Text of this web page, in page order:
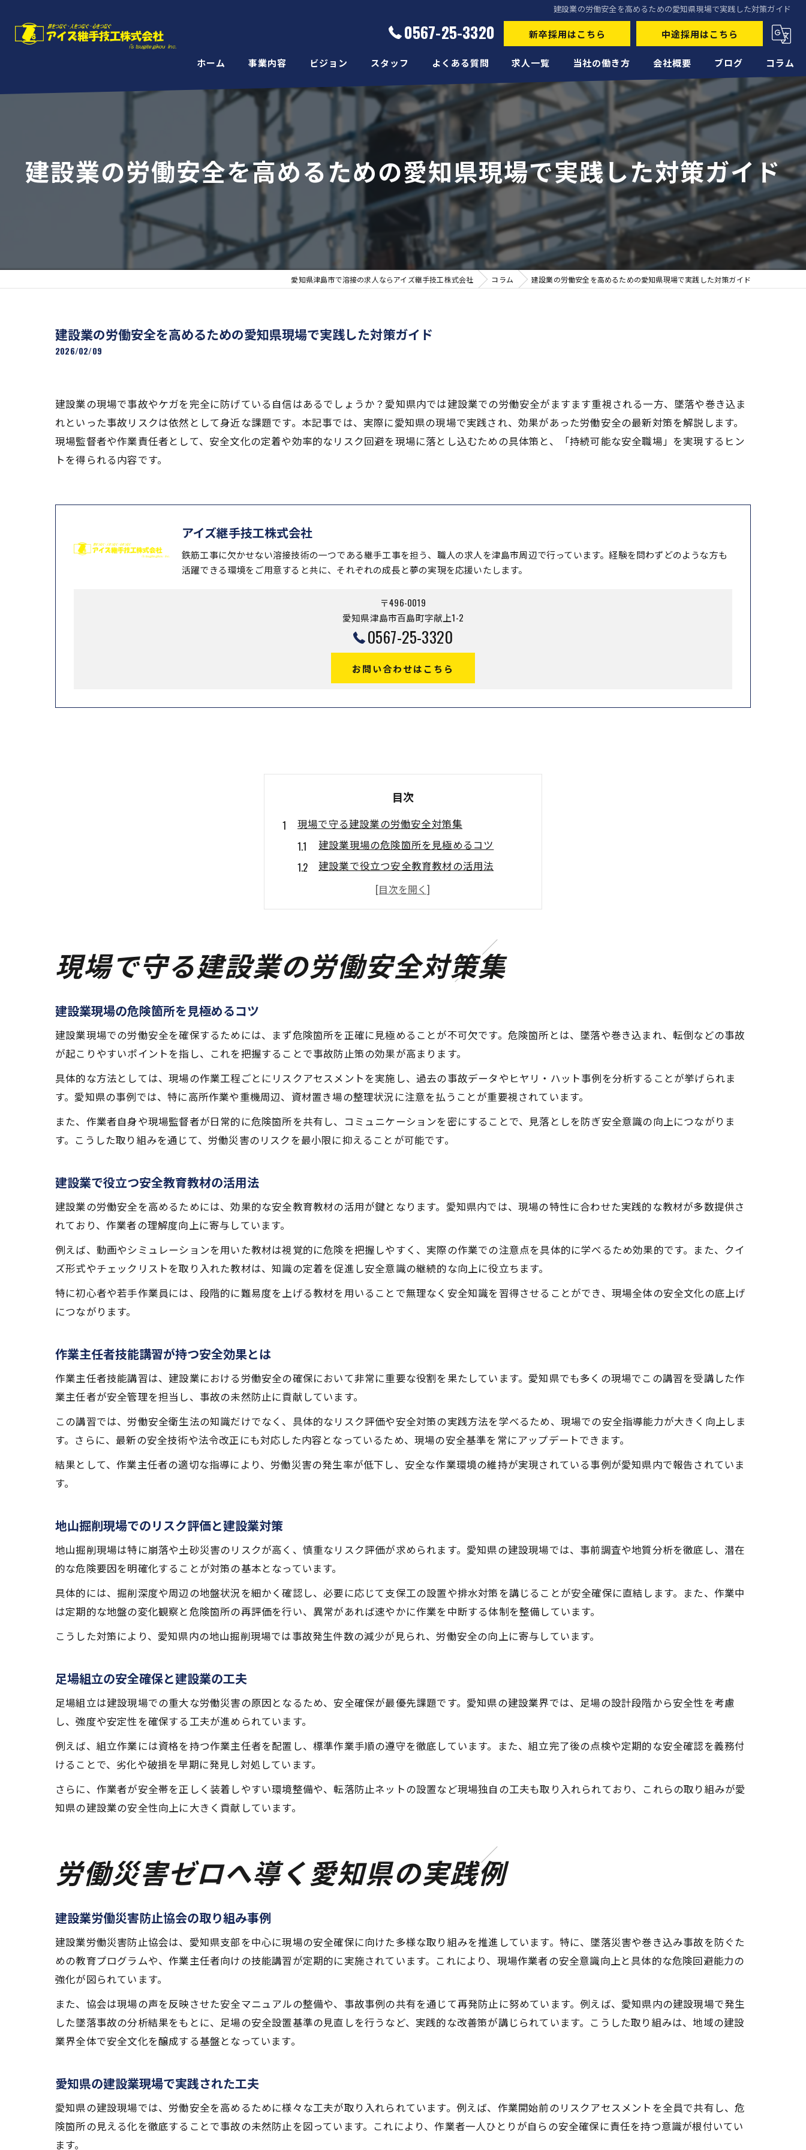
建設業の労働安全を高めるための愛知県現場で実践した対策ガイド
0567-25-3320 新卒採用はこちら 中途採用はこちら
ホーム 事業内容 ビジョン スタッフ よくある質問 求人一覧 当社の働き方
未経験
経験者
正社員
高収入
転職
会社概要 ブログ コラム
建設業の労働安全を高めるための愛知県現場で実践した対策ガイド
愛知県津島市で溶接の求人ならアイズ継手技工株式会社 コラム 建設業の労働安全を高めるための愛知県現場で実践した対策ガイド
建設業の労働安全を高めるための愛知県現場で実践した対策ガイド
2026/02/09
建設業の現場で事故やケガを完全に防げている自信はあるでしょうか？愛知県内では建設業での労働安全がますます重視される一方、墜落や巻き込ま
れといった事故リスクは依然として身近な課題です。本記事では、実際に愛知県の現場で実践され、効果があった労働安全の最新対策を解説します。
現場監督者や作業責任者として、安全文化の定着や効率的なリスク回避を現場に落とし込むための具体策と、「持続可能な安全職場」を実現するヒン
トを得られる内容です。
アイズ継手技工株式会社
鉄筋工事に欠かせない溶接技術の一つである継手工事を担う、職人の求人を津島市周辺で行っています。経験を問わずどのような方も
活躍できる環境をご用意すると共に、それぞれの成長と夢の実現を応援いたします。
〒496-0019
愛知県津島市百島町字献上1-2
0567-25-3320
お問い合わせはこちら
目次
現場で守る建設業の労働安全対策集
建設業現場の危険箇所を見極めるコツ
建設業で役立つ安全教育教材の活用法
作業主任者技能講習が持つ安全効果とは
地山掘削現場でのリスク評価と建設業対策
労働災害ゼロへ導く愛知県の実践例
建設業労働災害防止協会の取り組み事例
現場の安全文化と建設業の連携強化法
愛知県支部の先進的な安全推進活動
安全な現場作りに効果的な取り組み方
建設業のリスクアセスメント活用法
安全意識向上を促す建設業の実践例
建設業で進む保護具着用の徹底ポイント
建設業で事故を防ぐための工夫とは
コンクリート造解体時の安全技術と建設業
作業主任者が実践する建設業の安全管理
建設業現場で活かす最新安全機器の導入例
愛知県で実施する建設業の安全研修
建設業支部が推進する現場教育の特徴
建設業現場の安全ルール徹底ポイント
建設業特有のリスク回避策を現場で実践
建設業におけるリスクアセスメント成功例
現場で守る建設業の労働安全対策集
建設業現場の危険箇所を見極めるコツ
建設業現場での労働安全を確保するためには、まず危険箇所を正確に見極めることが不可欠です。危険箇所とは、墜落や巻き込まれ、転倒などの事故
が起こりやすいポイントを指し、これを把握することで事故防止策の効果が高まります。
具体的な方法としては、現場の作業工程ごとにリスクアセスメントを実施し、過去の事故データやヒヤリ・ハット事例を分析することが挙げられま
す。愛知県の事例では、特に高所作業や重機周辺、資材置き場の整理状況に注意を払うことが重要視されています。
また、作業者自身や現場監督者が日常的に危険箇所を共有し、コミュニケーションを密にすることで、見落としを防ぎ安全意識の向上につながりま
す。こうした取り組みを通じて、労働災害のリスクを最小限に抑えることが可能です。
建設業で役立つ安全教育教材の活用法
建設業の労働安全を高めるためには、効果的な安全教育教材の活用が鍵となります。愛知県内では、現場の特性に合わせた実践的な教材が多数提供さ
れており、作業者の理解度向上に寄与しています。
例えば、動画やシミュレーションを用いた教材は視覚的に危険を把握しやすく、実際の作業での注意点を具体的に学べるため効果的です。また、クイ
ズ形式やチェックリストを取り入れた教材は、知識の定着を促進し安全意識の継続的な向上に役立ちます。
特に初心者や若手作業員には、段階的に難易度を上げる教材を用いることで無理なく安全知識を習得させることができ、現場全体の安全文化の底上げ
につながります。
作業主任者技能講習が持つ安全効果とは
作業主任者技能講習は、建設業における労働安全の確保において非常に重要な役割を果たしています。愛知県でも多くの現場でこの講習を受講した作
業主任者が安全管理を担当し、事故の未然防止に貢献しています。
この講習では、労働安全衛生法の知識だけでなく、具体的なリスク評価や安全対策の実践方法を学べるため、現場での安全指導能力が大きく向上しま
す。さらに、最新の安全技術や法令改正にも対応した内容となっているため、現場の安全基準を常にアップデートできます。
結果として、作業主任者の適切な指導により、労働災害の発生率が低下し、安全な作業環境の維持が実現されている事例が愛知県内で報告されていま
す。
地山掘削現場でのリスク評価と建設業対策
地山掘削現場は特に崩落や土砂災害のリスクが高く、慎重なリスク評価が求められます。愛知県の建設現場では、事前調査や地質分析を徹底し、潜在
的な危険要因を明確化することが対策の基本となっています。
具体的には、掘削深度や周辺の地盤状況を細かく確認し、必要に応じて支保工の設置や排水対策を講じることが安全確保に直結します。また、作業中
は定期的な地盤の変化観察と危険箇所の再評価を行い、異常があれば速やかに作業を中断する体制を整備しています。
こうした対策により、愛知県内の地山掘削現場では事故発生件数の減少が見られ、労働安全の向上に寄与しています。
足場組立の安全確保と建設業の工夫
足場組立は建設現場での重大な労働災害の原因となるため、安全確保が最優先課題です。愛知県の建設業界では、足場の設計段階から安全性を考慮
し、強度や安定性を確保する工夫が進められています。
例えば、組立作業には資格を持つ作業主任者を配置し、標準作業手順の遵守を徹底しています。また、組立完了後の点検や定期的な安全確認を義務付
けることで、劣化や破損を早期に発見し対処しています。
さらに、作業者が安全帯を正しく装着しやすい環境整備や、転落防止ネットの設置など現場独自の工夫も取り入れられており、これらの取り組みが愛
知県の建設業の安全性向上に大きく貢献しています。
労働災害ゼロへ導く愛知県の実践例
建設業労働災害防止協会の取り組み事例
建設業労働災害防止協会は、愛知県支部を中心に現場の安全確保に向けた多様な取り組みを推進しています。特に、墜落災害や巻き込み事故を防ぐた
めの教育プログラムや、作業主任者向けの技能講習が定期的に実施されています。これにより、現場作業者の安全意識向上と具体的な危険回避能力の
強化が図られています。
また、協会は現場の声を反映させた安全マニュアルの整備や、事故事例の共有を通じて再発防止に努めています。例えば、愛知県内の建設現場で発生
した墜落事故の分析結果をもとに、足場の安全設置基準の見直しを行うなど、実践的な改善策が講じられています。こうした取り組みは、地域の建設
業界全体で安全文化を醸成する基盤となっています。
愛知県の建設業現場で実践された工夫
愛知県の建設現場では、労働安全を高めるために様々な工夫が取り入れられています。例えば、作業開始前のリスクアセスメントを全員で共有し、危
険箇所の見える化を徹底することで事故の未然防止を図っています。これにより、作業者一人ひとりが自らの安全確保に責任を持つ意識が根付いてい
ます。